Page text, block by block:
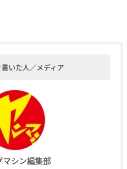
いた人／メディア
マシン編集部